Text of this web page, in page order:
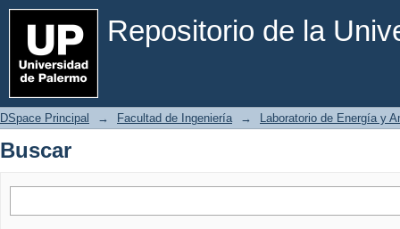
Repositorio de la
Buscar
DSpace Principal → Facultad de Ingeniería → Laboratorio de Energía y
Buscar